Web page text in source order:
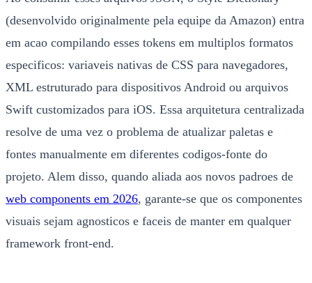
(desenvolvido originalmente pela equipe da Amazon) entra
em acao compilando esses tokens em multiplos formatos
especificos: variaveis nativas de CSS para navegadores,
XML estruturado para dispositivos Android ou arquivos
Swift customizados para iOS. Essa arquitetura centralizada
resolve de uma vez o problema de atualizar paletas e
fontes manualmente em diferentes codigos-fonte do
projeto. Alem disso, quando aliada aos novos padroes de
web components em 2026, garante-se que os componentes
visuais sejam agnosticos e faceis de manter em qualquer
framework front-end.